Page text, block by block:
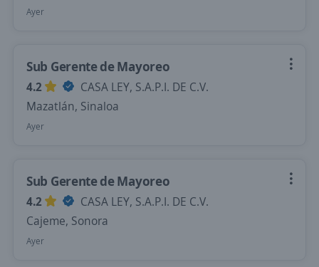
Ayer
Sub Gerente de Mayoreo
4.2
CASA LEY, S.A.P.I. DE C.V.
Mazatlán, Sinaloa
Ayer
Sub Gerente de Mayoreo
4.2
CASA LEY, S.A.P.I. DE C.V.
Cajeme, Sonora
Ayer